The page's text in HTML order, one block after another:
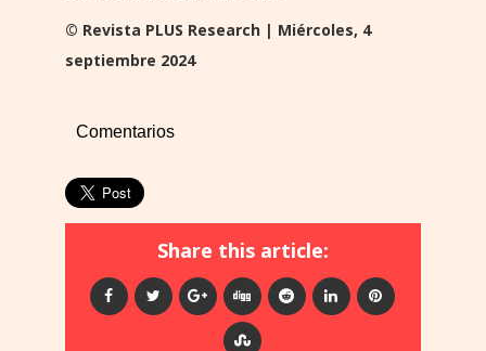
© Revista PLUS Research | Miércoles, 4
septiembre 2024
Comentarios
Share this article: